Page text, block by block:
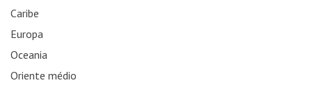
Caribe
Europa
Oceania
Oriente médio